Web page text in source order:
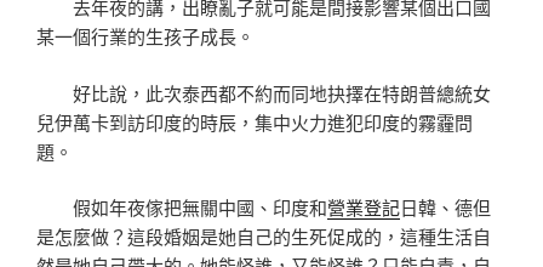
去年夜的講，出瞭亂子就可能是間接影響某個出口國
某一個行業的生孩子成長。
好比說，此次泰西都不約而同地抉擇在特朗普總統女
兒伊萬卡到訪印度的時辰，集中火力進犯印度的霧霾問
題。
假如年夜傢把無關中國、印度和營業登記日韓、德但
是怎麼做？這段婚姻是她自己的生死促成的，這種生活自